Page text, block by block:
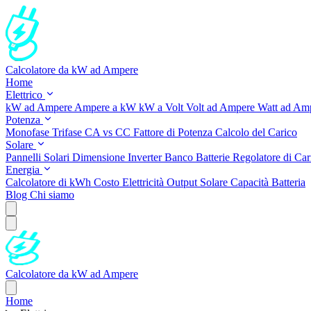
Calcolatore da kW ad Ampere
Home
Elettrico
kW ad Ampere Ampere a kW kW a Volt Volt ad Ampere Watt ad
Potenza
Monofase Trifase CA vs CC Fattore di Potenza Calcolo del Carico
Solare
Pannelli Solari Dimensione InverterBanco Batterie Regolatore di
Energia
Calcolatore di kWh Costo Elettricità Output Solare Capacità Batteria
Blog Chi siamo
Calcolatore da kW ad Ampere
Home